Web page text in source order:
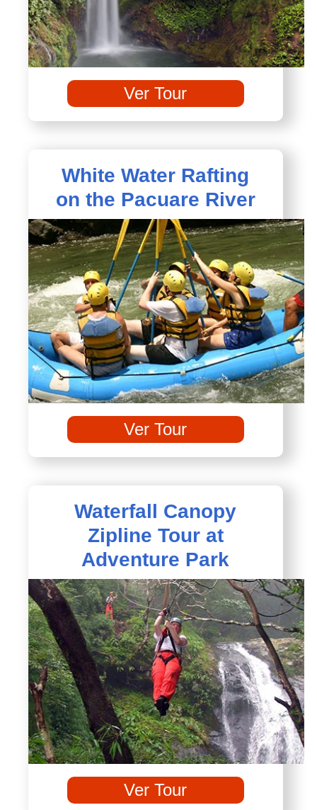
Ver Tour
White Water Rafting
on the Pacuare River
Ver Tour
Waterfall Canopy
Zipline Tour at
Adventure Park
Ver Tour